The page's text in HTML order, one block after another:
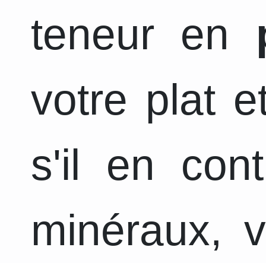
teneur en
votre plat
s'il en
minéraux,